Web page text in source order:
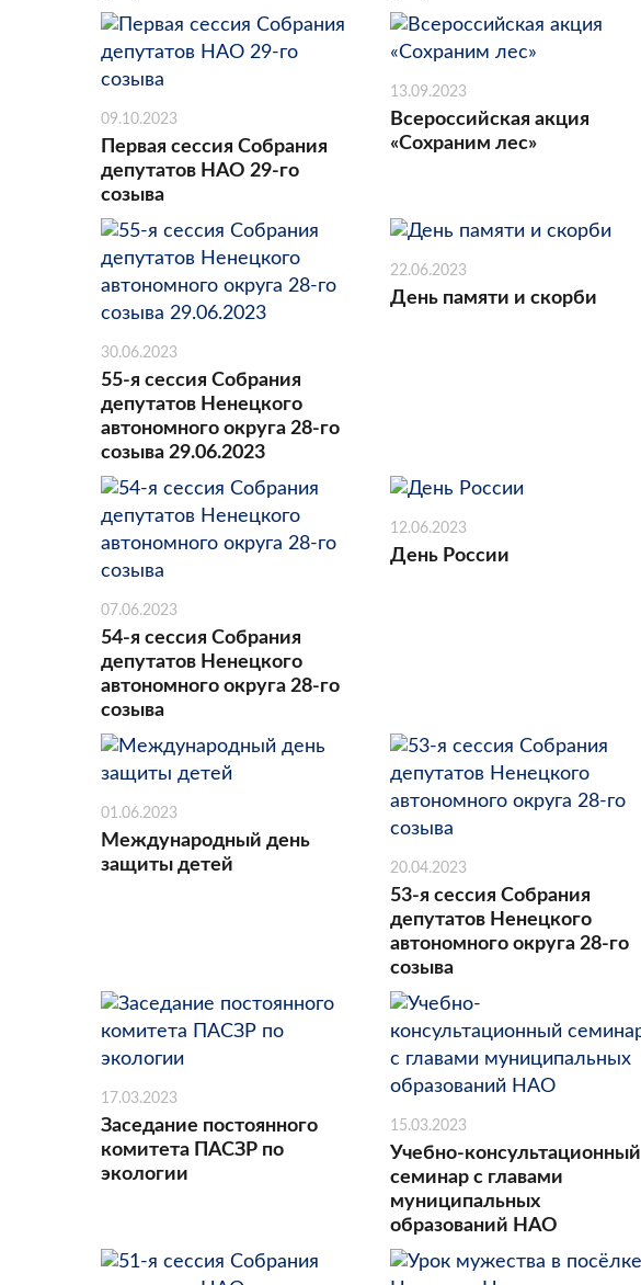
09.10.2023
Первая сессия Собрания
депутатов НАО 29-го
созыва
13.09.2023
Всероссийская акция
«Сохраним лес»
30.06.2023
55-я сессия Собрания
депутатов Ненецкого
автономного округа 28-го
созыва 29.06.2023
22.06.2023
День памяти и скорби
07.06.2023
54-я сессия Собрания
депутатов Ненецкого
автономного округа 28-го
созыва
12.06.2023
День России
01.06.2023
Международный день
защиты детей
20.04.2023
53-я сессия Собрания
депутатов Ненецкого
автономного округа 28-го
созыва
17.03.2023
Заседание постоянного
комитета ПАСЗР по
экологии
15.03.2023
Учебно-консультационный
семинар с главами
муниципальных
образований НАО